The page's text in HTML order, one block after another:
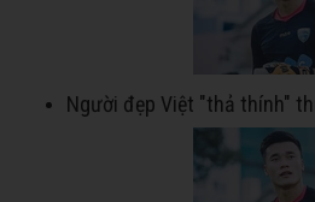
Người đẹp Việt "thả thính"